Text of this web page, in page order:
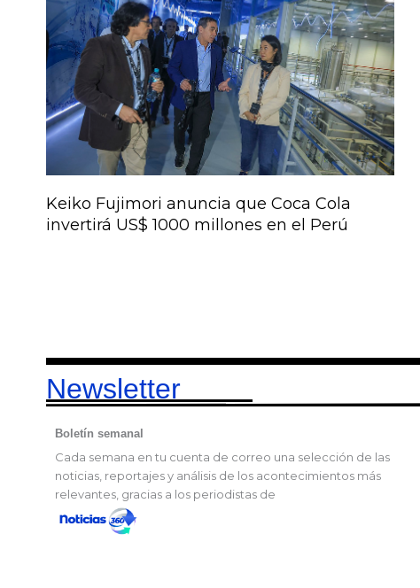
Keiko Fujimori anuncia que Coca Cola
invertirá US$ 1000 millones en el Perú
Newsletter
Boletín semanal
Cada semana en tu cuenta de correo una selección de las
noticias, reportajes y análisis de los acontecimientos más
relevantes, gracias a los periodistas de